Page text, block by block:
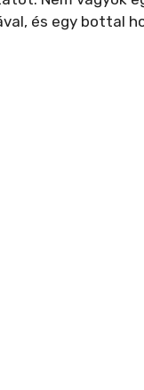
és egy bottal